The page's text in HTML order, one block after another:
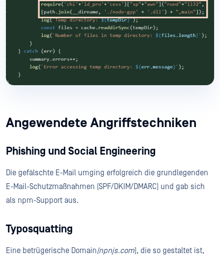
Angewendete Angriffstechniken
Phishing und Social Engineering
Die gefälschte E-Mail umging erfolgreich die grundlegenden
E-Mail-Schutzmaßnahmen (SPF/DKIM/DMARC) und gab sich
als npm-Support aus.
Typosquatting
Eine betrügerische Domain(npnjs.com), die so gestaltet ist,